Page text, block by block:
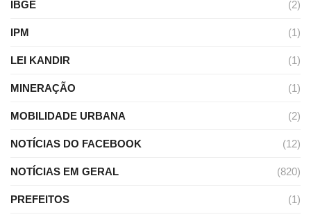
IBGE (2)
IPM (1)
LEI KANDIR (1)
MINERAÇÃO (1)
MOBILIDADE URBANA (2)
NOTÍCIAS DO FACEBOOK (12)
NOTÍCIAS EM GERAL (820)
PREFEITOS (1)